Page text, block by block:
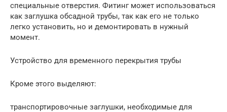
специальные отверстия. Фитинг может использоваться
как заглушка обсадной трубы, так как его не только
легко установить, но и демонтировать в нужный
момент.
Устройство для временного перекрытия трубы
Кроме этого выделяют:
транспортировочные заглушки, необходимые для